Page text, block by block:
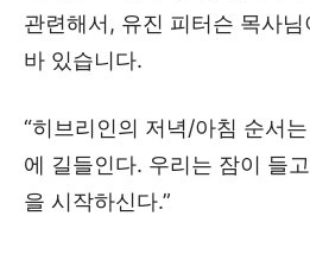
관련해서, 유진 피터슨 목사
바 있습니다.
“히브리인의 저녁/아침 순서
에 길들인다. 우리는 잠이 들
을 시작하신다.”